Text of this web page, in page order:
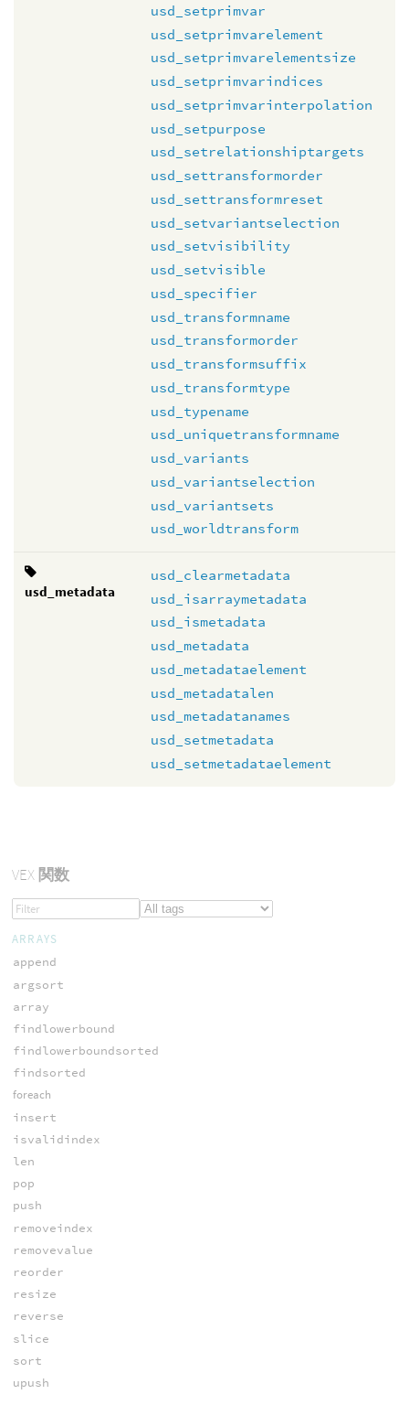
usd_setprimvar
usd_setprimvarelement
usd_setprimvarelementsize
usd_setprimvarindices
usd_setprimvarinterpolation
usd_setpurpose
usd_setrelationshiptargets
usd_settransformorder
usd_settransformreset
usd_setvariantselection
usd_setvisibility
usd_setvisible
usd_specifier
usd_transformname
usd_transformorder
usd_transformsuffix
usd_transformtype
usd_typename
usd_uniquetransformname
usd_variants
usd_variantselection
usd_variantsets
usd_worldtransform
usd_metadata
usd_clearmetadata
usd_isarraymetadata
usd_ismetadata
usd_metadata
usd_metadataelement
usd_metadatalen
usd_metadatanames
usd_setmetadata
usd_setmetadataelement
VEX関数
ARRAYS
append
argsort
array
findlowerbound
findlowerboundsorted
findsorted
foreach
insert
isvalidindex
len
pop
push
removeindex
removevalue
reorder
resize
reverse
slice
sort
upush